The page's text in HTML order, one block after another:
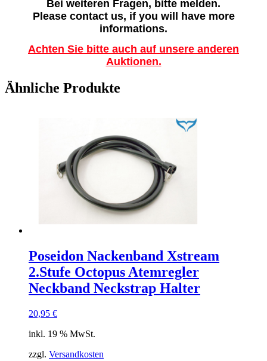
Bei weiteren Fragen, bitte melden.
Please contact us, if you will have more
informations.
Achten Sie bitte auch auf unsere anderen
Auktionen.
Ähnliche Produkte
Poseidon Nackenband Xstream
2.Stufe Octopus Atemregler
Neckband Neckstrap Halter
20,95 €
inkl. 19 % MwSt.
zzgl. Versandkosten